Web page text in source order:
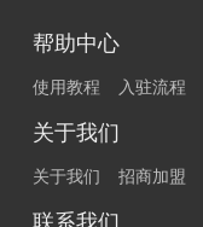
帮助中心
使用教程 入驻流程
关于我们
关于我们 招商加盟
联系我们